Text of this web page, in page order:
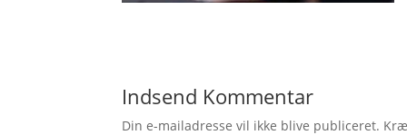
Indsend Kommentar
Din e-mailadresse vil ikke blive publiceret.